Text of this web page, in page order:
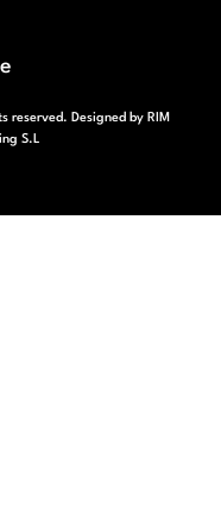
reserved. Designed by RIM
S.L